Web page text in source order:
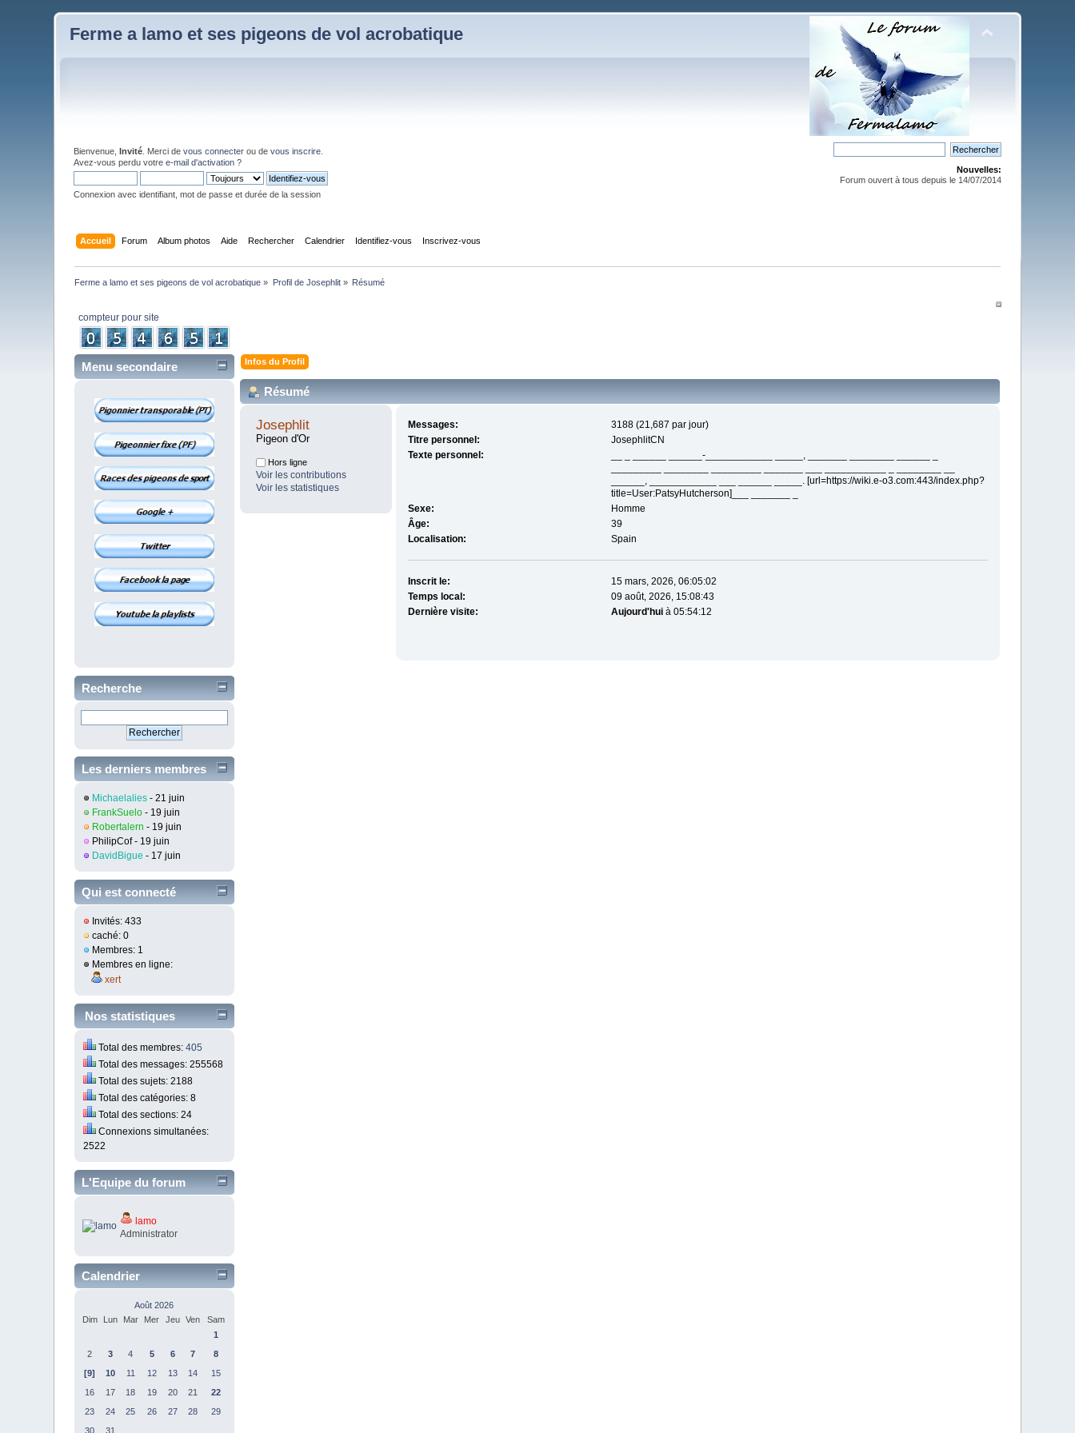
Ferme a lamo et ses pigeons de vol acrobatique
Bienvenue,Invité . Merci devous connecter ou devous inscrire
Avez-vous perdu votree-mail d'activation ?
Connexion avec identifiant, mot de passe et durée de la session
Nouvelles:
Forum ouvert à tous depuis le 14/07/2014
Accueil Forum Album photos Aide Rechercher Calendrier Identifiez-vous Inscrivez-vous
Ferme a lamo et ses pigeons de vol acrobatique » Profil de Josephlit» Résumé
compteur pour site
Menu secondaire
Recherche
Les derniers membres
inscrit
Michaelalies - 21 juin
FrankSuelo - 19 juin
Robertalern - 19 juin
PhilipCof- 19 juin
DavidBigue - 17 juin
Qui est connecté
Invités: 433
caché: 0
Membres: 1
Membres en ligne:
xert
Nos statistiques
Total des membres:405
Total des messages: 255568
Total des sujets: 2188
Total des catégories: 8
Total des sections: 24
Connexions simultanées:
2522
L'Equipe du forum
lamo
Administrator
Calendrier
Août 2026
Dim
Lun Mar Mer Jeu Ven
Sam
1
2
3 4 5 6 7
8
[9]
10 11 12 13 14
15
16
17 18 19 20 21
22
23
24 25 26 27 28
29
30
31
Infos du Profil
Résumé
Josephlit
Pigeon d'Or
Hors ligne
Voir les contributions
Voir les statistiques
Messages:
3188 (21,687 par jour)
Titre personnel:
JosephlitCN
Texte personnel:
__ _ ______ ______-____________ _____, _______ ________ ______ _
______, ____________ ___ ______ _____. [url=https://wiki.e-o3.com:443/index.php?
title=User:PatsyHutcherson]___ _______ _
Sexe:
Homme
Âge:
39
Localisation:
Spain
Inscrit le:
15 mars, 2026, 06:05:02
Temps local:
09 août, 2026, 15:08:43
Dernière visite:
Aujourd'huià 05:54:12